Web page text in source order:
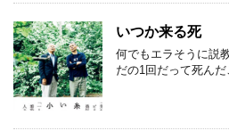
いつか来る死
何でもエラそうに説
だの1回だって死んだ